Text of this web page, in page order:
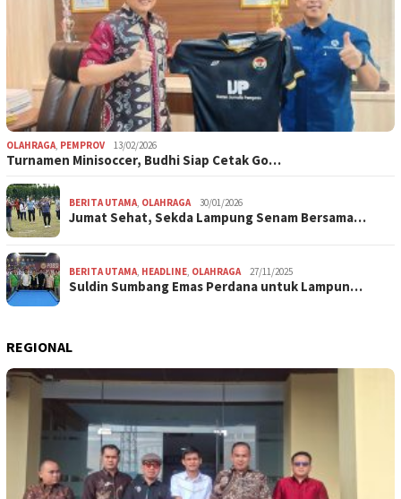
OLAHRAGA PEMPROV 13/02/2026
Turnamen Minisoccer, Budhi Siap Cetak Go…
BERITA UTAMA OLAHRAGA 30/01/2026
Jumat Sehat, Sekda Lampung Senam Bersama…
BERITA UTAMA HEADLINE OLAHRAGA 27/11/2025
Suldin Sumbang Emas Perdana untuk Lampun…
REGIONAL